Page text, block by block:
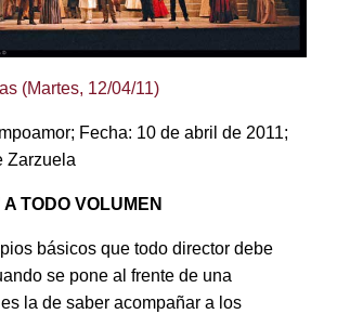
(Martes, 12/04/11)
Fecha: 10 de abril de 2011;
Zarzuela
TODO VOLUMEN
básicos que todo director debe
se pone al frente de una
la de saber acompañar a los